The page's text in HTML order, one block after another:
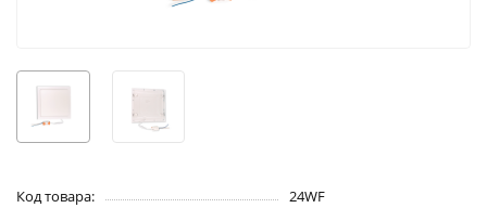
Код товара:
24WF